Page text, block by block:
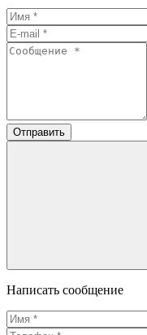
Отправить
Написать сообщение